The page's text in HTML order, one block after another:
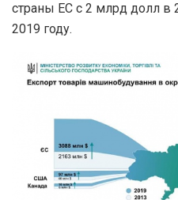
страны ЕС с 2 млрд долл
2019 году.